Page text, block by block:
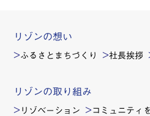
リゾンの想い
ふるさとまちづくり 社長挨拶
リゾンの取り組み
リゾベーション コミュニティ